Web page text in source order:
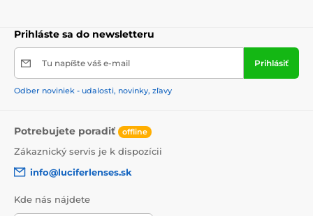
Prihláste sa do newsletteru
Tu napíšte váš e-mail Prihlásiť
Odber noviniek - udalosti, novinky, zľavy
Potrebujete poradiť offline
Zákaznický servis je k dispozícii
info@luciferlenses.sk
Kde nás nájdete